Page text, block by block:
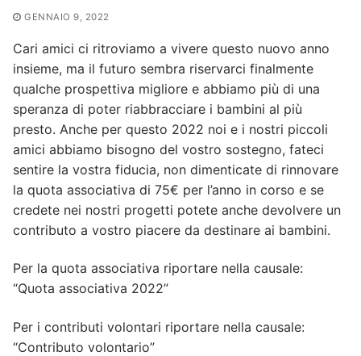
GENNAIO 9, 2022
Cari amici ci ritroviamo a vivere questo nuovo anno
insieme, ma il futuro sembra riservarci finalmente
qualche prospettiva migliore e abbiamo più di una
speranza di poter riabbracciare i bambini al più
presto. Anche per questo 2022 noi e i nostri piccoli
amici abbiamo bisogno del vostro sostegno, fateci
sentire la vostra fiducia, non dimenticate di rinnovare
la quota associativa di 75€ per l’anno in corso e se
credete nei nostri progetti potete anche devolvere un
contributo a vostro piacere da destinare ai bambini.
Per la quota associativa riportare nella causale:
“Quota associativa 2022”
Per i contributi volontari riportare nella causale:
“Contributo volontario”